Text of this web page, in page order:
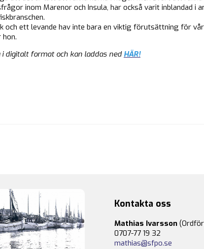
inom Marenor och Insula, har också varit inblandad i
och ett levande hav inte bara en viktig förutsättning för
i digitalt format och kan laddas ned HÄR!
Kontakta oss
Mathias Ivarsson
0707-77 19 32
mathias@sfpo.se